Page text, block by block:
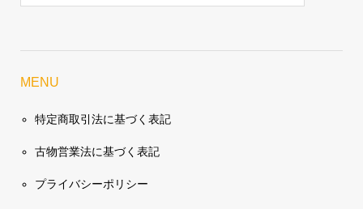
MENU
特定商取引法に基づく表記
古物営業法に基づく表記
プライバシーポリシー